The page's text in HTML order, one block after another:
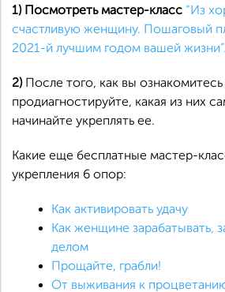
1) Посмотреть мастер-класс “Из
счастливую женщину. Пошаговый
2021-й лучшим годом вашей жизни”.
2) После того, как вы
продиагностируйте, какая из них
начинайте укреплять ее.
Какие еще бесплатные мастер-
укрепления 6 опор:
Как активировать удачу
Как женщине зарабатывать,
делом
Прощайте, грабли!
От выживания к